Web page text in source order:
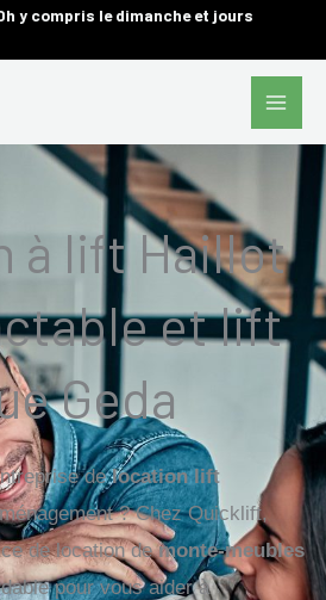
y compris le dimanche et jours
Main
à lift Haillot
et lift
Geda
delocation lift
? Chez Quicklift,
de location demonte-meubles
pour vous aider à